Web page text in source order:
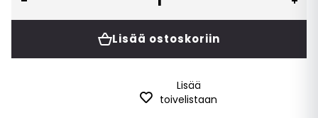
Lisää ostoskoriin
Lisää
toivelistaan